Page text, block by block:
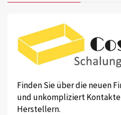
Finden Sie über die neuen
und unkompliziert
Herstellern.